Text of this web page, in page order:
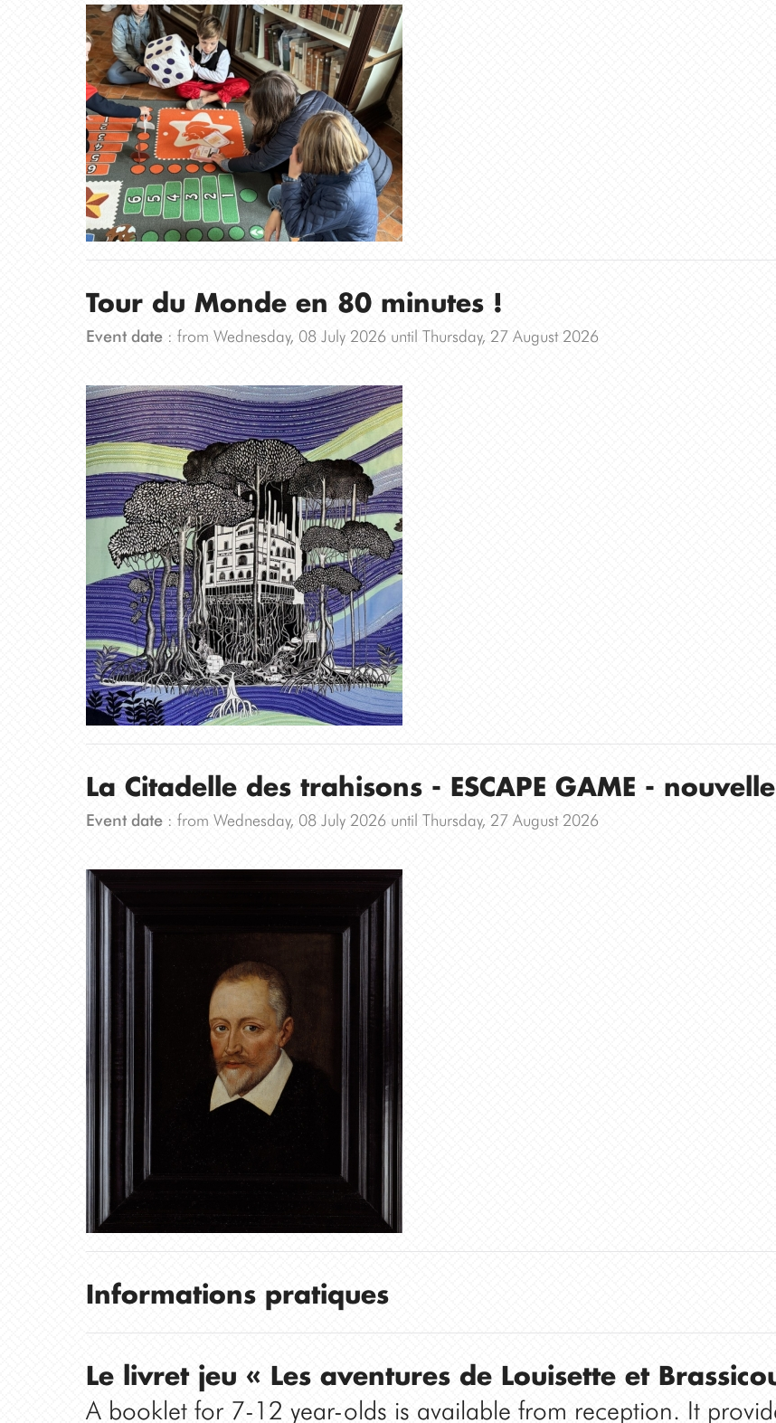
Tour du Monde en 80 minutes !
Event date: from Wednesday, 08 July 2026 until Thursday, 27 August 2026
La Citadelle des trahisons - ESCAPE GAME -
Event date: from Wednesday, 08 July 2026 until Thursday, 27 August 2026
Informations pratiques
Le livret jeu « Les aventures de Louisette et
A booklet for 7-12 year-olds is available from reception. It